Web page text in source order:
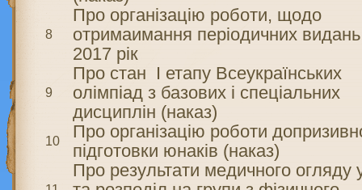
8
Про організацію роботи, щодо
отримаимання періодичних
2017 рік
9
Про стан І етапу Всеукраїнських
олімпіад з базових і спеціальних
дисциплін (наказ)
10
Про організацію роботи
підготовки юнаків (наказ)
Про результати медичного огляду